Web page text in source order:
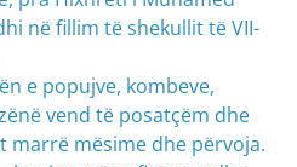
në fillim të shekullit të VII-
e popujve, kombeve,
vend të posatçëm dhe
marrë mësime dhe përvoja.